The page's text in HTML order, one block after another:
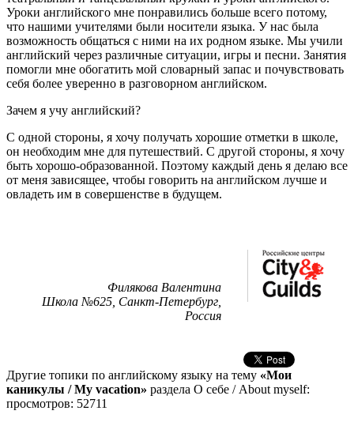
Уроки английского мне понравились больше всего потому,
что нашими учителями были носители языка. У нас была
возможность общаться с ними на их родном языке. Мы учили
английский через различные ситуации, игры и песни. Занятия
помогли мне обогатить мой словарный запас и почувствовать
себя более уверенно в разговорном английском.
Зачем я учу английский?
С одной стороны, я хочу получать хорошие отметки в школе,
он необходим мне для путешествий. С другой стороны, я хочу
быть хорошо-образованной. Поэтому каждый день я делаю все
от меня зависящее, чтобы говорить на английском лучше и
овладеть им в совершенстве в будущем.
Филякова Валентина
Школа №625, Санкт-Петербург,
Россия
Другие топики по английскому языку на тему «Мои
каникулы / My vacation» раздела О себе / About myself:
просмотров: 52711